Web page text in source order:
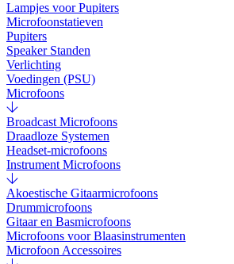
Lampjes voor Pupiters
Microfoonstatieven
Pupiters
Speaker Standen
Verlichting
Voedingen (PSU)
Microfoons
Broadcast Microfoons
Draadloze Systemen
Headset-microfoons
Instrument Microfoons
Akoestische Gitaarmicrofoons
Drummicrofoons
Gitaar en Basmicrofoons
Microfoons voor Blaasinstrumenten
Microfoon Accessoires